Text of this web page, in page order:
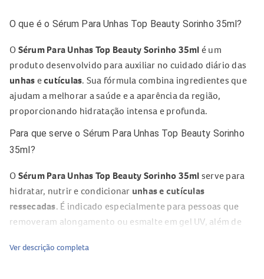
O que é o Sérum Para Unhas Top Beauty Sorinho 35ml?
O Sérum Para Unhas Top Beauty Sorinho 35ml é um
produto desenvolvido para auxiliar no cuidado diário das
unhas ecutículas. Sua fórmula combina ingredientes que
ajudam a melhorar a saúde e a aparência da região,
proporcionando hidratação intensa e profunda.
Para que serve o Sérum Para Unhas Top Beauty Sorinho
35ml?
O Sérum Para Unhas Top Beauty Sorinho 35ml serve para
hidratar, nutrir e condicionar unhas e cutículas
ressecadas. É indicado especialmente para pessoas que
removeram alongamento ou esmalte em gel UV, além de
por produtos químicos.
Ver descrição completa